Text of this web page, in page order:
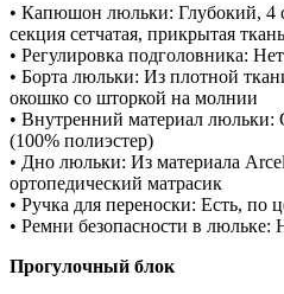
• Капюшон люльки: Глубокий, 4
секция сетчатая, прикрытая
• Регулировка подголовника: Нет
• Борта люльки: Из плотной
окошко со шторкой на молнии
• Внутренний материал люльки:
(100% полиэстер)
• Дно люльки: Из материала
ортопедический матрасик
• Ручка для переноски: Есть, по
• Ремни безопасности в люльке:
Прогулочный блок